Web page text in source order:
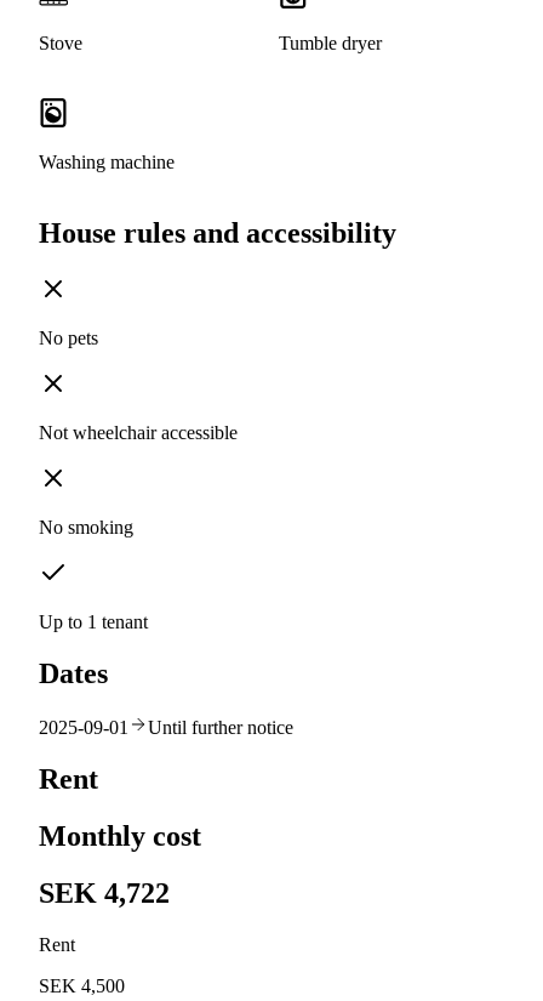
Stove Tumble dryer
Washing machine
House rules and accessibility
No pets
Not wheelchair accessible
No smoking
Up to 1 tenant
Dates
2025-09-01 Until further notice
Rent
Monthly cost
SEK 4,722
Rent
SEK 4,500